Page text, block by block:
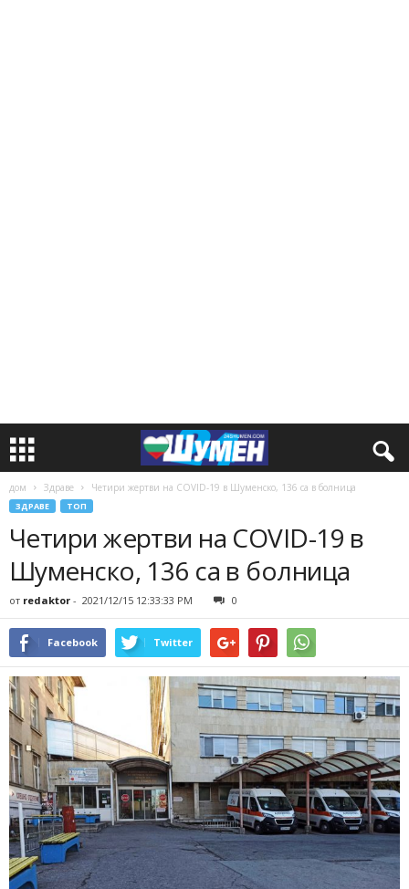
дом Здраве Четири жертви на COVID-19 в Шуменско, 136 са в болница
ЗДРАВЕ ТОП
Четири жертви на COVID-19 в
Шуменско, 136 са в болница
от redaktor - 2021/12/15 12:33:33 PM 0
Facebook Twitter